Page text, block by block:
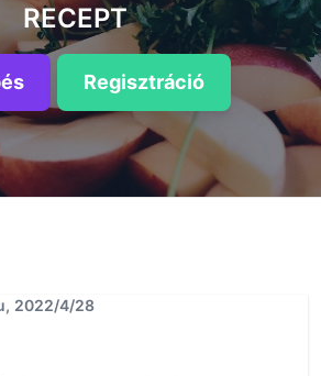
RECEPT
Regisztráció
2022/4/28